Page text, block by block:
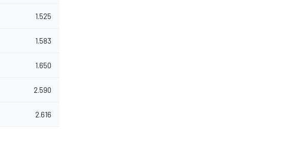
1.525
1.583
1.650
2.590
2.616